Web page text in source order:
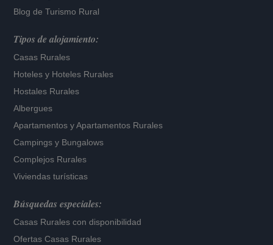
Blog de Turismo Rural
Tipos de alojamiento:
Casas Rurales
Hoteles y Hoteles Rurales
Hostales Rurales
Albergues
Apartamentos yApartamentos Rurales
Campings y Bungalows
Complejos Rurales
Viviendas turísticas
Búsquedas especiales:
Casas Rurales con disponibilidad
Ofertas Casas Rurales